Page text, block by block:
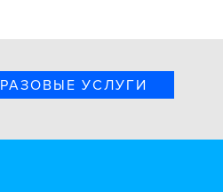
РАЗОВЫЕ УСЛУГИ